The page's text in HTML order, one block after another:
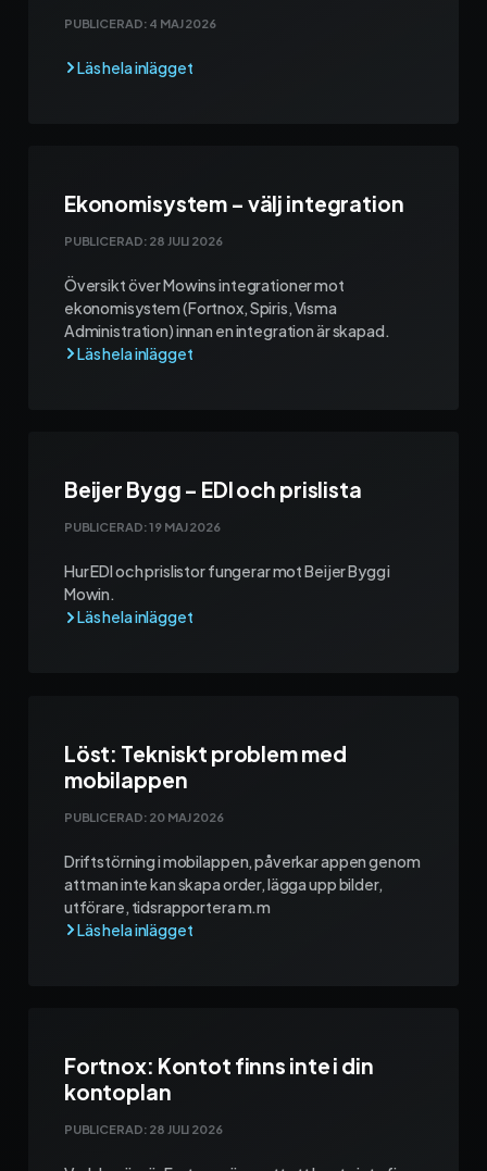
PUBLICERAD: 4 MAJ 2026
Ekonomisystem – välj integration
PUBLICERAD: 28 JULI 2026
Översikt över Mowins integrationer mot
ekonomisystem (Fortnox, Spiris, Visma
Administration) innan en integration är skapad.
Beijer Bygg – EDI och prislista
PUBLICERAD:19 MAJ 2026
Hur EDI och prislistor fungerar mot Beijer Bygg i
Mowin.
Löst: Tekniskt problem med
mobilappen
PUBLICERAD: 20 MAJ 2026
Driftstörning i mobilappen, påverkar appen genom
att man inte kan skapa order, lägga upp bilder,
utförare, tidsrapportera m.m
Fortnox: Kontot finns inte i din
kontoplan
PUBLICERAD: 28 JULI 2026